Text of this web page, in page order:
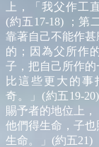
上，「我父作工
(約五17-18) ；第
靠著自己不能作
的；因為父所作
子，把自己所作
比這些更大的
奇。」(約五19-
賜予者的地位上
他們得生命，子
生命。」(約五21)